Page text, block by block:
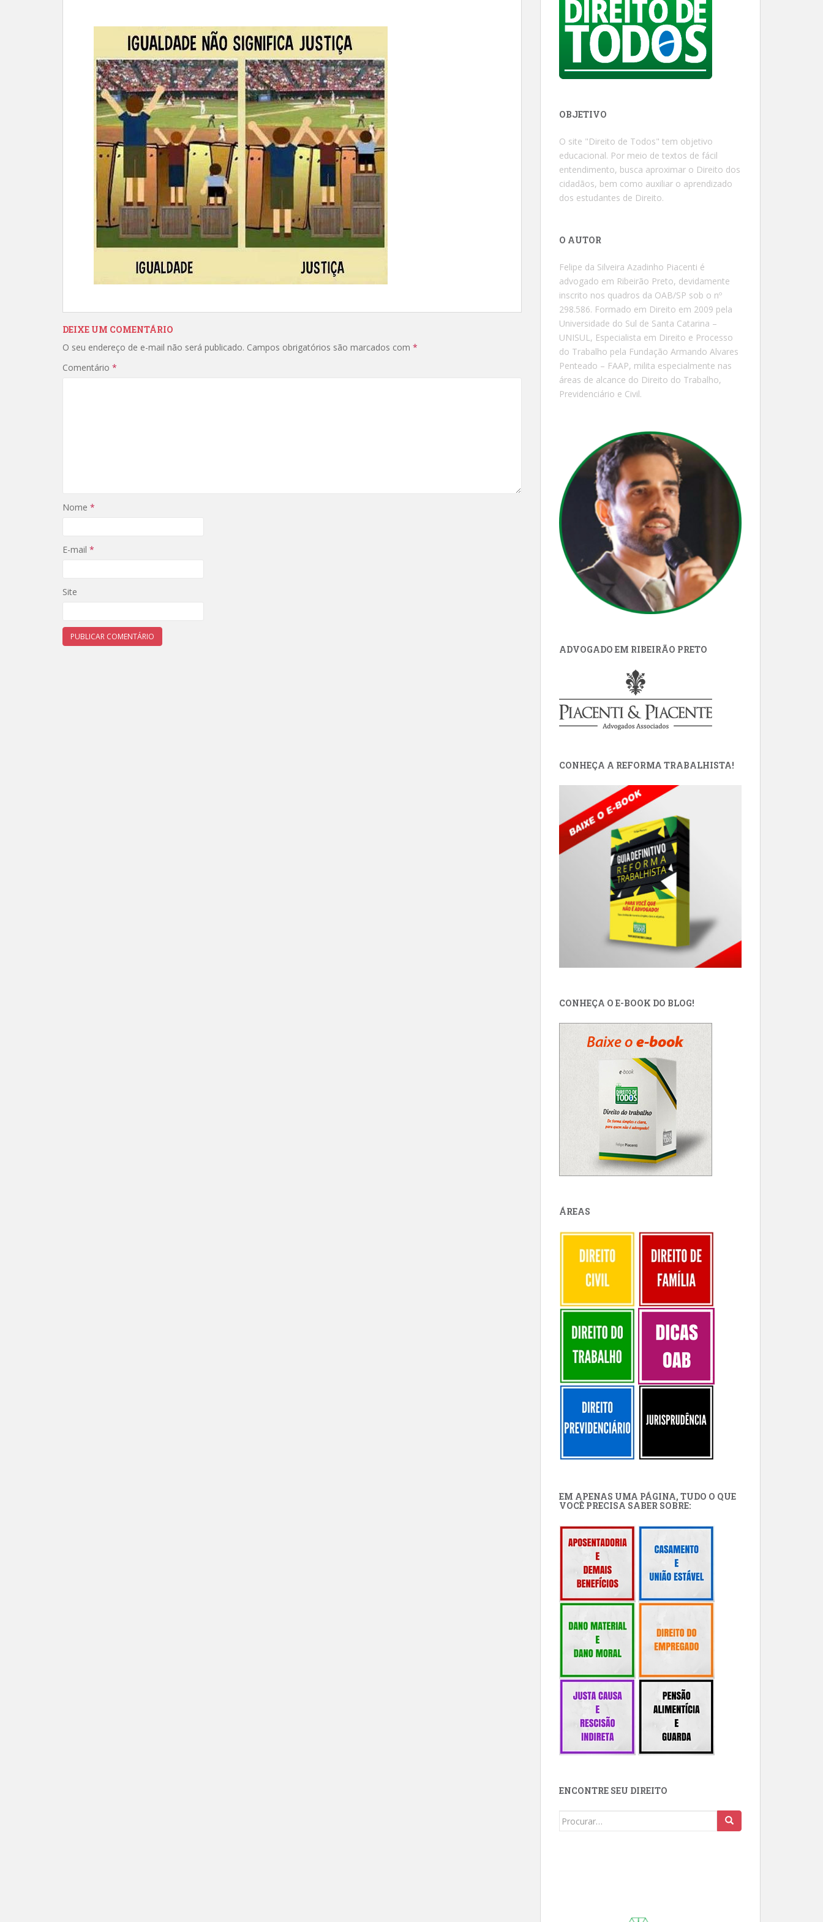
DEIXE UM COMENTÁRIO
O seu endereço de e-mail não será publicado. Campos obrigatórios são marcados com *
Comentário *
Nome *
E-mail *
Site
OBJETIVO
O site "Direito de Todos" tem objetivo
educacional. Por meio de textos de fácil
entendimento, busca aproximar o Direito dos
cidadãos, bem como auxiliar o aprendizado
dos estudantes de Direito.
O AUTOR
Felipe da Silveira Azadinho Piacenti é
advogado em Ribeirão Preto, devidamente
inscrito nos quadros da OAB/SP sob o nº
298.586. Formado em Direito em 2009 pela
Universidade do Sul de Santa Catarina –
UNISUL, Especialista em Direito e Processo
do Trabalho pela Fundação Armando Alvares
Penteado – FAAP, milita especialmente nas
áreas de alcance do Direito do Trabalho,
Previdenciário e Civil.
ADVOGADO EM RIBEIRÃO PRETO
CONHEÇA A REFORMA TRABALHISTA!
CONHEÇA O E-BOOK DO BLOG!
ÁREAS
EM APENAS UMA PÁGINA, TUDO O QUE
VOCÊ PRECISA SABER SOBRE:
ENCONTRE SEU DIREITO
Buscar: